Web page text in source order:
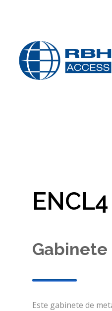
Gabinete
Este gabinete de